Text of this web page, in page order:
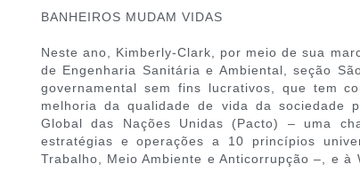
BANHEIROS MUDAM VIDAS
Neste ano, Kimberly-Clark, por meio de sua
de Engenharia Sanitária e Ambiental, seção
governamental sem fins lucrativos, que tem
melhoria da qualidade de vida da sociedade
Global das Nações Unidas (Pacto) – uma
estratégias e operações a 10 princípios
Trabalho, Meio Ambiente e Anticorrupção –, e